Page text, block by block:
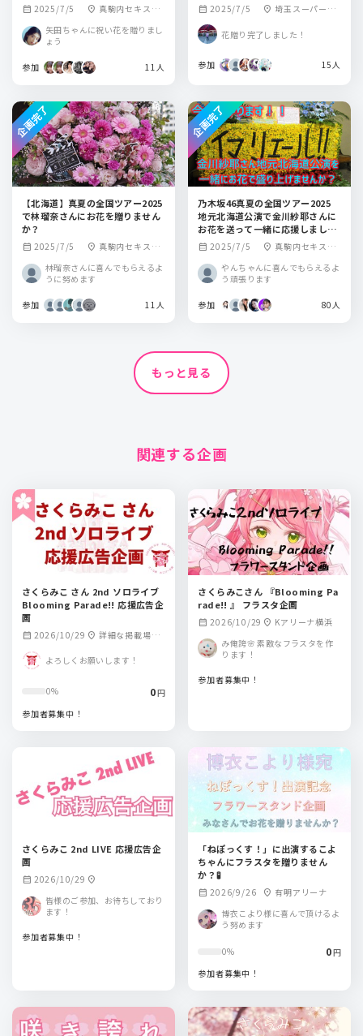
calendar_month 2025/7/5 location_on 真駒内セキスイ
ハイムアイスアリ
ーナ
矢田ちゃんに祝い花を贈りまし
ょう
参加 11人
か？
calendar_month 2025/7/5 location_on 埼玉スーパーア
花贈り完了しました！
参加 15人
【北海道】真夏の全国ツアー2025
で林瑠奈さんにお花を贈りません
か？
calendar_month 2025/7/5 location_on 真駒内セキスイ
ーナ
林瑠奈さんに喜んでもらえるよ
うに努めます
参加 11人
企画完了
乃木坂46真夏の全国ツアー2025
地元北海道公演で金川紗耶さんに
お花を送って一緒に応援しましょ
う！
calendar_month 2025/7/5 location_on 真駒内セキスイ
ーナ
やんちゃんに喜んでもらえるよ
う頑張ります
参加 80人
企画完了
もっと見る
関連する企画
さくらみこ さん 2nd ソロライブ
Blooming Parade!! 応援広告企
画
calendar_month 2026/10/29 location_on 詳細な掲載場所
ます
よろしくお願いします！
0% 0円
参加者募集中！
さくらみこさん 『Blooming Pa
rade!! 』 フラスタ企画
calendar_month 2026/10/29 location_on Kアリーナ横浜
み俺誇🌸 素敵なフラスタを作
ります！
参加者募集中！
さくらみこ 2nd LIVE 応援広告企
画
calendar_month 2026/10/29 location_on
皆様のご参加、お待ちしており
ます！
参加者募集中！
「ねぽっくす！」に出演するこよ
ちゃんにフラスタを贈りません
か？🧪
calendar_month 2026/9/26 location_on 有明アリーナ
博衣こより様に喜んで頂けるよ
う努めます
0% 0円
参加者募集中！